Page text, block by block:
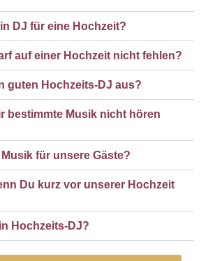
DJ für eine Hochzeit?
auf einer Hochzeit nicht fehlen?
guten Hochzeits-DJ aus?
bestimmte Musik nicht hören
für unsere Gäste?
Du kurz vor unserer Hochzeit
Hochzeits-DJ?